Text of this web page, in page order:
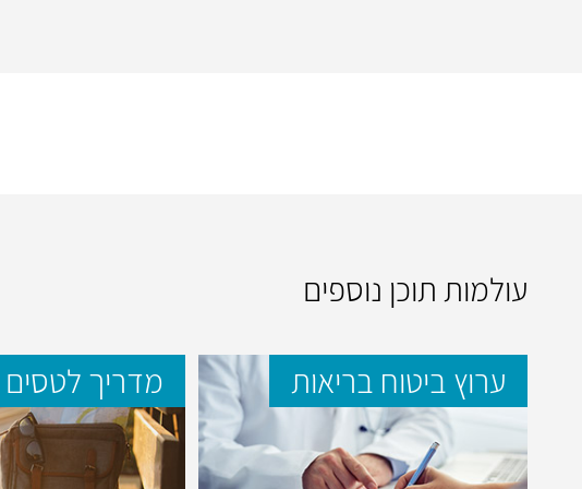
עולמות תוכן נוספים
ערוץ ביטוח בריאות מדריך